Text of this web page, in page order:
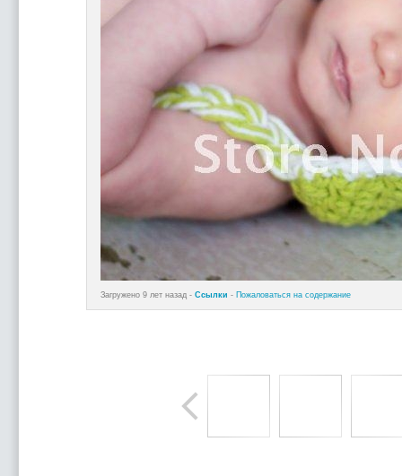
Загружено 9 лет назад - Ссылки - Пожаловаться на содержание